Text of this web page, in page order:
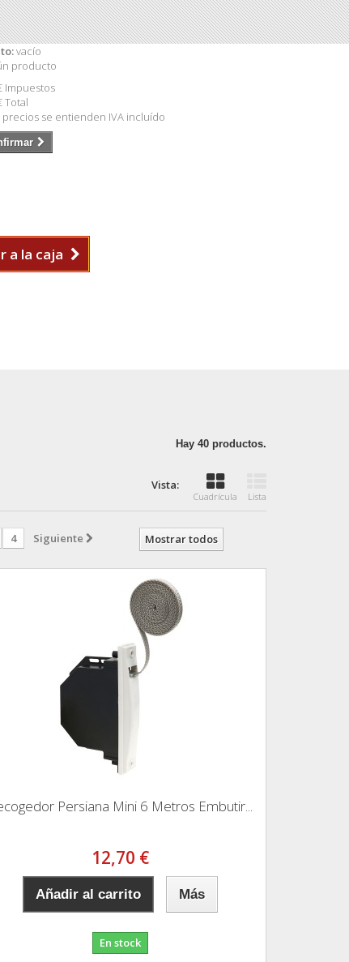
vacío
producto
Impuestos
Total
precios se entienden IVA incluído
a la caja
Hay 40 productos.
Vista:
Cuadrícula Lista
Mostrar todos
4 Siguiente
Persiana Mini 6 Metros Embutir...
12,70 €
Añadir al carrito Más
En stock